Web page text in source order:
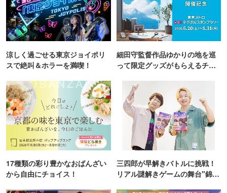
涼しく過ごせる東京ジョイポリ
スで絶叫＆ホラーを満喫！
細田守監督作品ゆかりの地を巡
って限定グッズがもらえるチャ
17種類の彩り豊かなおばんざい
から自由にチョイス！
三四郎が早解きバトルに挑戦！
リアル謎解きゲームの舞台"錦糸